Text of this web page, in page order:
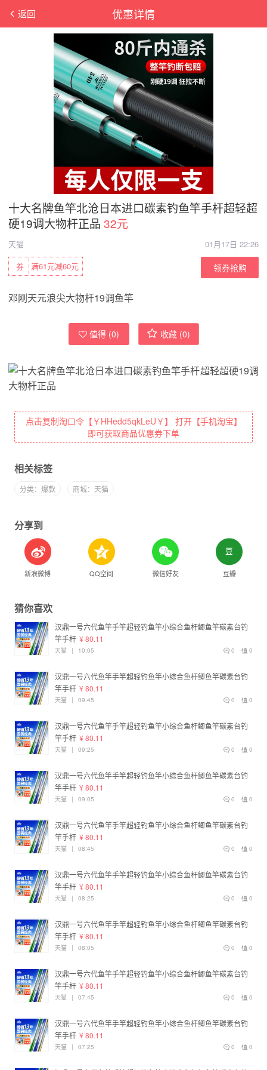
优惠详情
返回
十大名牌鱼竿北沧日本进口碳素钓鱼竿手杆超轻超
硬19调大物杆正品 32元
天猫
01月17日 22:26
满61元减60元
券 领券抢购
邓刚天元浪尖大物杆19调鱼竿
值得 (0) 收藏 (0)
点击复制淘口令【￥HHedd5qkLeU￥】 打开【手机淘宝】
即可获取商品优惠券下单
相关标签
分类：爆款 商城：天猫
分享到
新浪微博 QQ空间 微信好友 豆瓣
猜你喜欢
汉鼎一号六代鱼竿手竿超轻钓鱼竿小综合鱼杆鲫鱼竿碳素台钓
竿手杆 ¥ 80.11
0
0
天猫 | 10:05
汉鼎一号六代鱼竿手竿超轻钓鱼竿小综合鱼杆鲫鱼竿碳素台钓
竿手杆 ¥ 80.11
0
0
天猫 | 09:45
汉鼎一号六代鱼竿手竿超轻钓鱼竿小综合鱼杆鲫鱼竿碳素台钓
竿手杆 ¥ 80.11
0
0
天猫 | 09:25
汉鼎一号六代鱼竿手竿超轻钓鱼竿小综合鱼杆鲫鱼竿碳素台钓
竿手杆 ¥ 80.11
0
0
天猫 | 09:05
汉鼎一号六代鱼竿手竿超轻钓鱼竿小综合鱼杆鲫鱼竿碳素台钓
竿手杆 ¥ 80.11
0
0
天猫 | 08:45
汉鼎一号六代鱼竿手竿超轻钓鱼竿小综合鱼杆鲫鱼竿碳素台钓
竿手杆 ¥ 80.11
0
0
天猫 | 08:25
汉鼎一号六代鱼竿手竿超轻钓鱼竿小综合鱼杆鲫鱼竿碳素台钓
竿手杆 ¥ 80.11
0
0
天猫 | 08:05
汉鼎一号六代鱼竿手竿超轻钓鱼竿小综合鱼杆鲫鱼竿碳素台钓
竿手杆 ¥ 80.11
0
0
天猫 | 07:45
汉鼎一号六代鱼竿手竿超轻钓鱼竿小综合鱼杆鲫鱼竿碳素台钓
竿手杆 ¥ 80.11
0
0
天猫 | 07:25